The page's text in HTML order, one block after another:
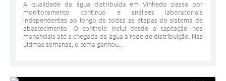
A qualidade da água distribuída em Vinhedo passa por
monitoramento contínuo e análises laboratoriais
independentes ao longo de todas as etapas do sistema de
abastecimento. O controle inclui desde a captação nos
mananciais até a chegada da água à rede de distribuição. Nas
últimas semanas, o tema ganhou...